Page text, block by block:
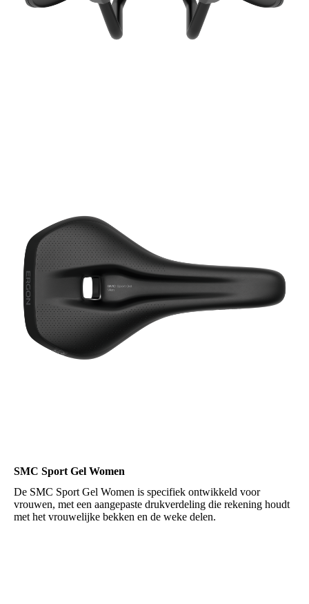
SMC Sport Gel Women
De SMC Sport Gel Women is specifiek ontwikkeld voor
vrouwen, met een aangepaste drukverdeling die rekening houdt
met het vrouwelijke bekken en de weke delen.